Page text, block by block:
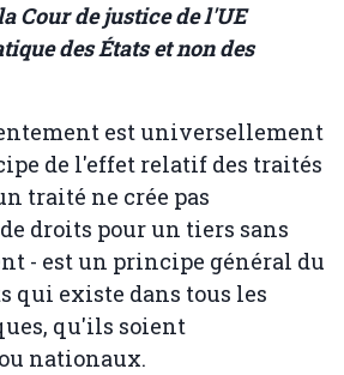
Cour de justice de l'UE
des États et non des
est universellement
de l'effet relatif des traités
traité ne crée pas
droits pour un tiers sans
- est un principe général du
qui existe dans tous les
qu'ils soient
nationaux.